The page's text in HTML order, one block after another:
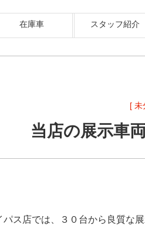
在庫車 スタッフ紹介
[ 未
当店の展示車
パス店では、３０台から良質な